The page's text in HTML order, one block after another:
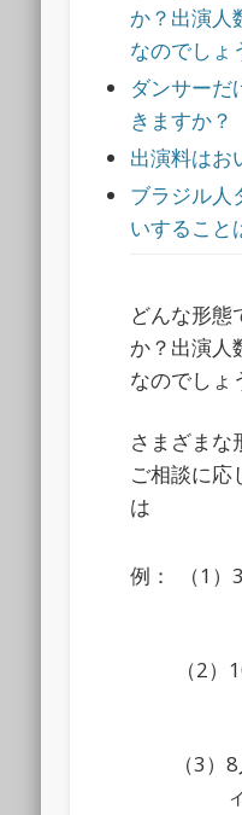
か？出演人
なのでしょ
ダンサーだ
きますか？
出演料はお
ブラジル人
いすること
どんな形態
か？出演人
なのでしょ
さまざまな
ご相談に応
は
例：
（1
（2
（3）